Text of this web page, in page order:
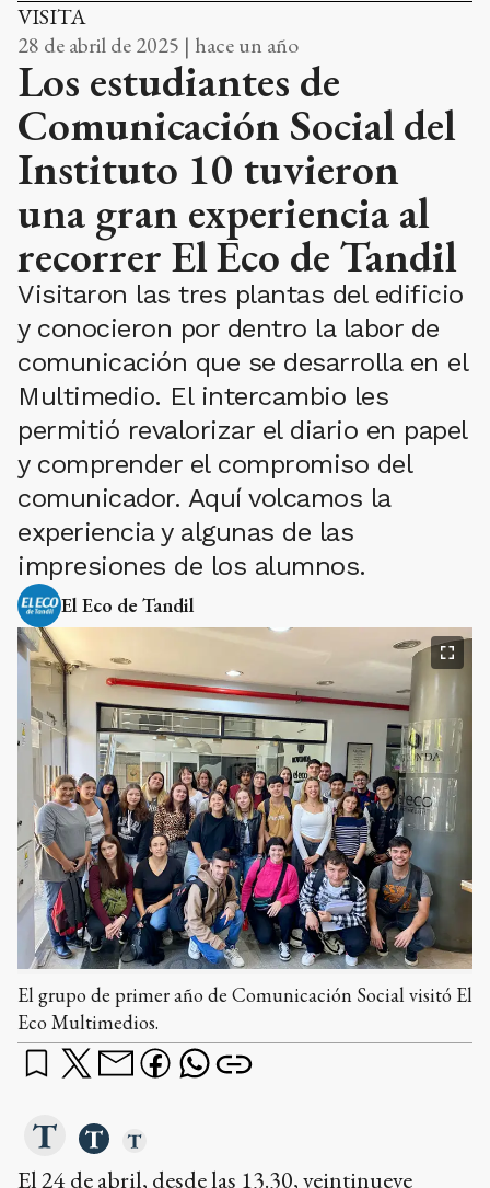
VISITA
28 de abril de 2025 | hace un año
Los estudiantes de
Comunicación Social del
Instituto 10 tuvieron
una gran experiencia al
recorrer El Eco de Tandil
Visitaron las tres plantas del edificio
y conocieron por dentro la labor de
comunicación que se desarrolla en el
Multimedio. El intercambio les
permitió revalorizar el diario en papel
y comprender el compromiso del
comunicador. Aquí volcamos la
experiencia y algunas de las
impresiones de los alumnos.
El Eco de Tandil
El grupo de primer año de Comunicación Social visitó El
Eco Multimedios.
El 24 de abril, desde las 13.30, veintinueve